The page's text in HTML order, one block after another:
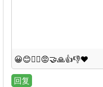
😀😊😵‍💫😡🤝🙏👍👎❤️
回复